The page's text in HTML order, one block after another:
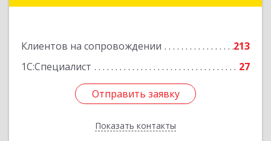
Клиентов на сопровождении
213
1С:Специалист
27
Отправить заявку
Показать контакты
Отправить заявку
Назад